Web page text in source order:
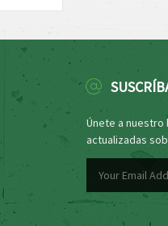
Únete a
actualizadas